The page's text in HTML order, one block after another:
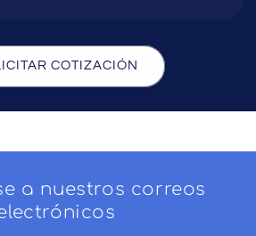
COTIZACIÓN
a nuestros correos